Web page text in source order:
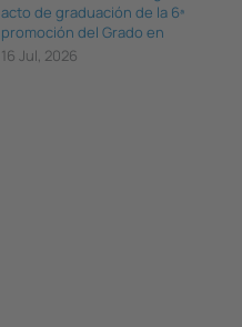
acto de graduación de la 6ª
promoción del Grado en
Ciencia e Ingeniería de Datos
16 Jul, 2026